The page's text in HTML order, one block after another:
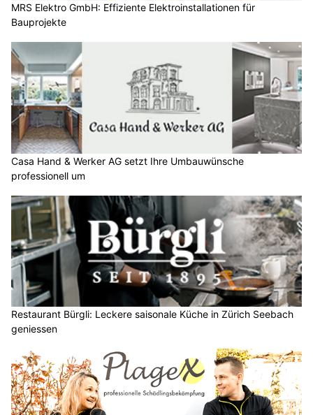
MRS Elektro GmbH: Effiziente Elektroinstallationen für
Bauprojekte
Casa Hand & Werker AG setzt Ihre Umbauwünsche
professionell um
Restaurant Bürgli: Leckere saisonale Küche in Zürich Seebach
geniessen